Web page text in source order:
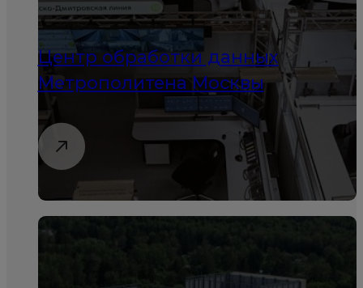
Центр обработки данных
Метрополитена Москвы